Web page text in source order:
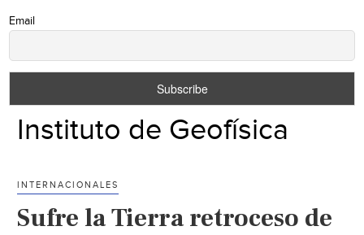
Email
Instituto de Geofísica
INTERNACIONALES
Sufre la Tierra retroceso de